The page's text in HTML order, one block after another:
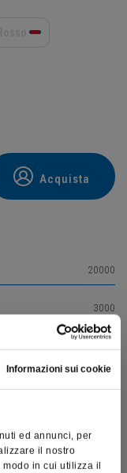
Informazioni sui cookie
ed annunci, per
il nostro
in cui utilizza il
Acquista
20000
3000